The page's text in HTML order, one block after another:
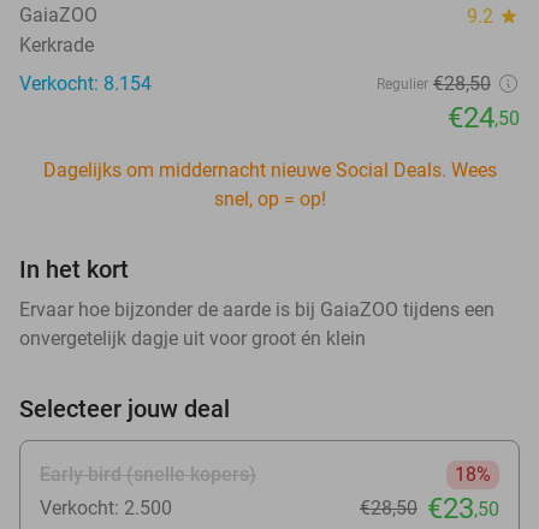
GaiaZOO 9.2 star
Kerkrade
Verkocht: 8.154
Regulier €28,50
€24,50
Dagelijks om middernacht nieuwe Social Deals. Wees
snel, op = op!
In het kort
Ervaar hoe bijzonder de aarde is bij GaiaZOO tijdens een
onvergetelijk dagje uit voor groot én klein
Selecteer jouw deal
Early bird (snelle kopers)
18%
Verkocht: 2.500
€28,50 €23,50